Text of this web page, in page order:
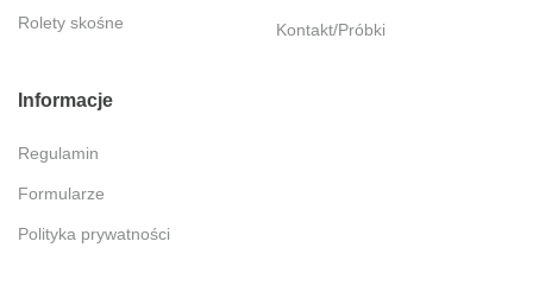
Rolety skośne Kontakt/Próbki
Informacje
Regulamin
Formularze
Polityka prywatności